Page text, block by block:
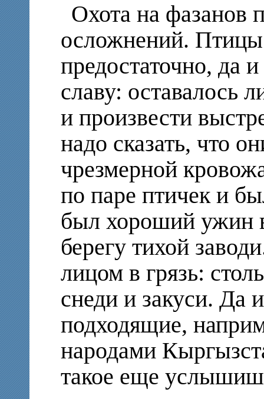
Охота на фазанов
осложнений. Птицы
предостаточно, да
славу: оставалось
и произвести
надо сказать, что
чрезмерной
по паре птичек и
был хороший ужин
берегу тихой
лицом в грязь:
снеди и закуси. Да
подходящие,
народами
такое еще